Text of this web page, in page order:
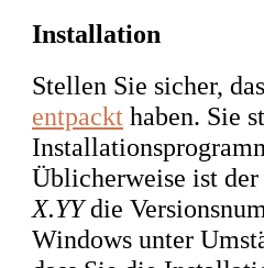
Installation
Stellen Sie sicher,
entpackt haben. Sie
Üblicherweise ist
X.YYdie
Windows unter